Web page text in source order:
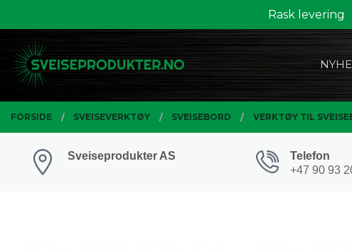
innholdet
Rask levering
PRODUKTER
FORSIDE SVEISEVERKTØY SVEISEBORD VERKTØY TIL
Sveiseprodukter AS
Telefon
+47 90 93